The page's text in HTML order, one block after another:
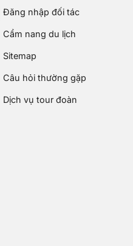
Đăng nhập đối tác
Cẩm nang du lịch
Sitemap
Câu hỏi thường gặp
Dịch vụ tour đoàn